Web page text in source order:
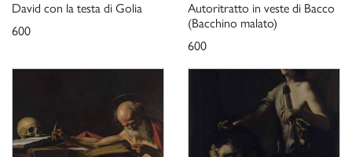
David con la testa di Golia
600
Autoritratto in veste di Bacco
(Bacchino malato)
600